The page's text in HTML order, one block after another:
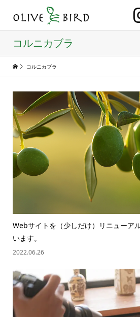
コルニカブラ
コルニカブラ
Webサイトを（少しだけ）リニューア
います。
2022.06.26